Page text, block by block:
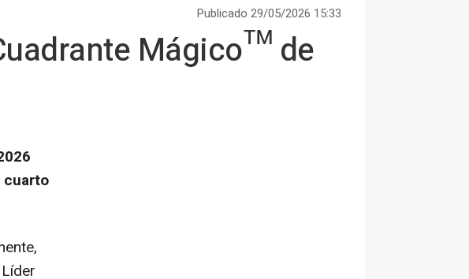
Publicado 29/05/2026 15:33
Mágico™ de
cuarto